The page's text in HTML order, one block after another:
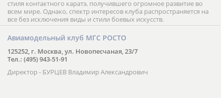
стиля контактного каратэ, получившего огромное развитие во
всем мире. Однако, спектр интересов клуба распространяется на
все без исключения виды и стили боевых искусств.
Авиамодельный клуб МГС РОСТО
125252, г. Москва, ул. Новопесчаная, 23/7
Тел.: (495) 943-51-91
Директор - БУРЦЕВ Владимир Александрович